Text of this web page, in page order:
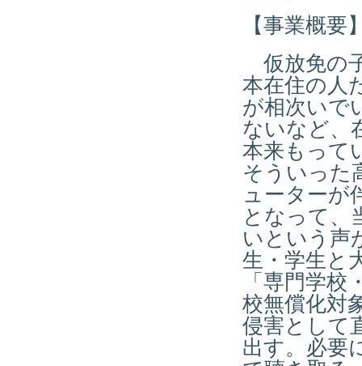
【事業概要
仮放免の
本在住の人
が相次いで
ないなど、
本来もって
そういった
ューターが
となって、
いという声
生・学生と
「専門学
校無償化対
侵害として
出す。必要